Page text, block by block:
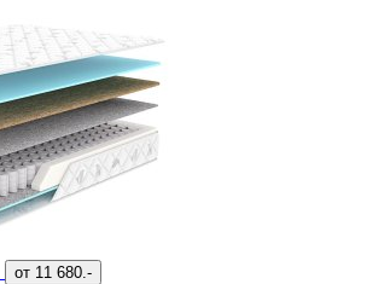
от 11 680.-